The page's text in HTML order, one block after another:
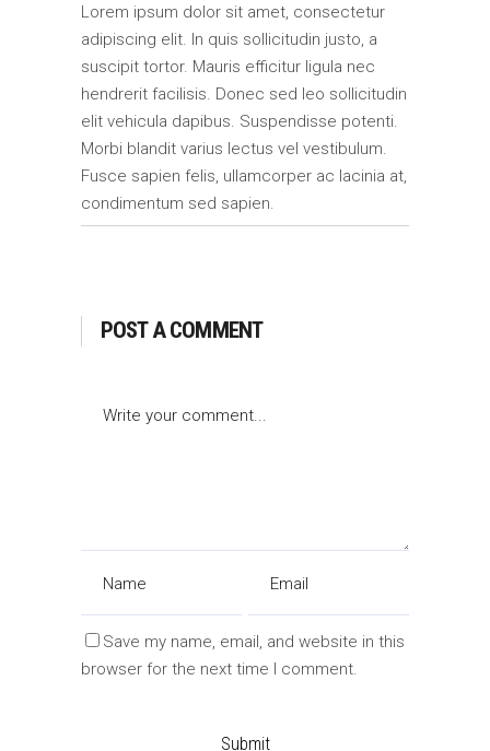
Lorem ipsum dolor sit amet, consectetur
adipiscing elit. In quis sollicitudin justo, a
suscipit tortor. Mauris efficitur ligula nec
hendrerit facilisis. Donec sed leo sollicitudin
elit vehicula dapibus. Suspendisse potenti.
Morbi blandit varius lectus vel vestibulum.
Fusce sapien felis, ullamcorper ac lacinia at,
condimentum sed sapien.
POST A COMMENT
Save my name, email, and website in this
browser for the next time I comment.